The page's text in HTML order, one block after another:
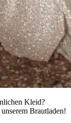
Kleid?
Brautladen!